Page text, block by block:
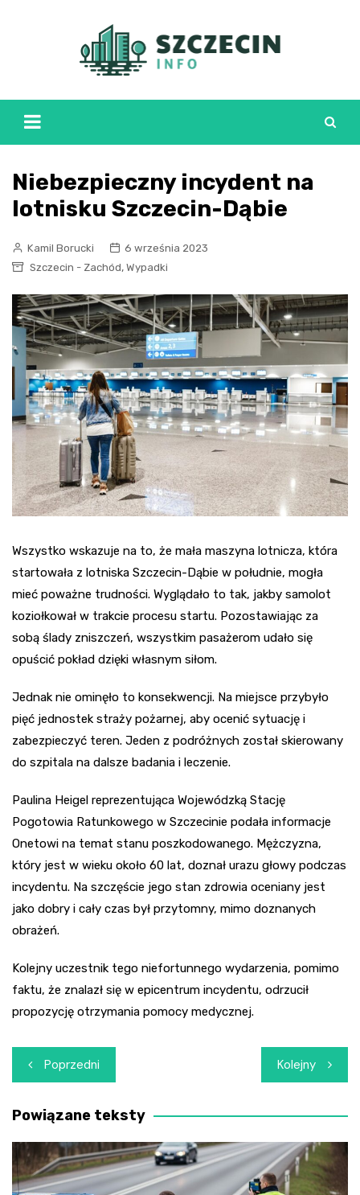
Niebezpieczny incydent na
lotnisku Szczecin-Dąbie
Kamil Borucki
6 września 2023
Szczecin - Zachód, Wypadki
Wszystko wskazuje na to, że mała maszyna lotnicza, która
startowała z lotniska Szczecin-Dąbie w południe, mogła
mieć poważne trudności. Wyglądało to tak, jakby samolot
koziołkował w trakcie procesu startu. Pozostawiając za
sobą ślady zniszczeń, wszystkim pasażerom udało się
opuścić pokład dzięki własnym siłom.
Jednak nie ominęło to konsekwencji. Na miejsce przybyło
pięć jednostek straży pożarnej, aby ocenić sytuację i
zabezpieczyć teren. Jeden z podróżnych został skierowany
do szpitala na dalsze badania i leczenie.
Paulina Heigel reprezentująca Wojewódzką Stację
Pogotowia Ratunkowego w Szczecinie podała informacje
Onetowi na temat stanu poszkodowanego. Mężczyzna,
który jest w wieku około 60 lat, doznał urazu głowy podczas
incydentu. Na szczęście jego stan zdrowia oceniany jest
jako dobry i cały czas był przytomny, mimo doznanych
obrażeń.
Kolejny uczestnik tego niefortunnego wydarzenia, pomimo
faktu, że znalazł się w epicentrum incydentu, odrzucił
propozycję otrzymania pomocy medycznej.
Nawigacja
wpisu
Poprzedni Kolejny
Powiązane teksty